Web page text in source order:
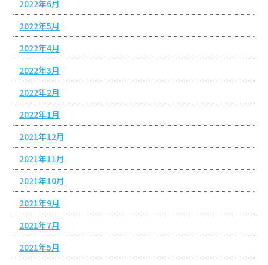
2022年6月
2022年5月
2022年4月
2022年3月
2022年2月
2022年1月
2021年12月
2021年11月
2021年10月
2021年9月
2021年7月
2021年5月